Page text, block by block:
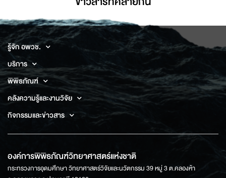
รู้จัก อพวช.
บริการ
พิพิธภัณฑ์
คลังความรู้และงานวิจัย
กิจกรรมและข่าวสาร
องค์การพิพิธภัณฑ์วิทยาศาสตร์แห่งชาติ
กระทรวงการอุดมศึกษา วิทยาศาสตร์วิจัยและนวัตกรรม 39 หมู่ 3 ต.คลองห้า